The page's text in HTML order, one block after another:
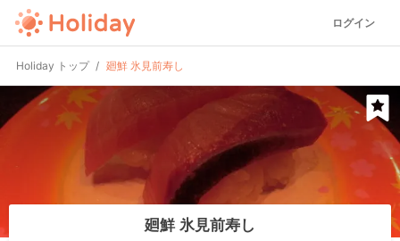
ログイン
Holiday トップ 廻鮮 氷見前寿し
廻鮮 氷見前寿し